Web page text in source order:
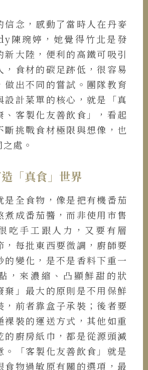
信念，感動了當時人在丹麥
陳琬婷，她覺得竹北是發
新大陸，便利的高鐵可吸引
，食材的碳足跡低，很容易
做出不同的嘗試。團隊教育
設計菜單的核心，就是「真
、客製化友善飲食」，看起
斷挑戰食材極限與想像，也
處。
「真食」世界
是全食物，像是把有機番茄
煮成番茄醬，而非使用市售
吃手工跟人力，又要有層
，每批東西要微調，廚師要
的變化，是不是香料下重一
，來濃縮、凸顯鮮甜的狀
棄」最大的原則是不用保鮮
，前者靠盒子承裝；後者要
裸裝的運送方式，其他如重
的廚房紙巾，都是從源頭減
。「客製化友善飲食」就是
食物過敏原有關的選項，最